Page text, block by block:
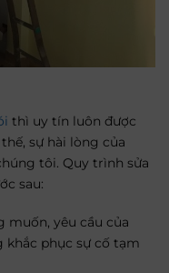
thì uy tín luôn được
sự hài lòng của
tôi. Quy trình sửa
sau:
muốn, yêu cầu của
khắc phục sự cố tạm